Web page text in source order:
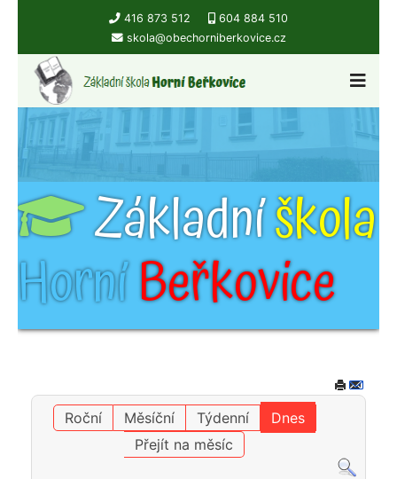
416 873 512
604 884 510
skola@obechorniberkovice.cz
Základníškola
HorníBeřkovice
Roční Měsíční Týdenní
Dnes
Přejít na měsíc